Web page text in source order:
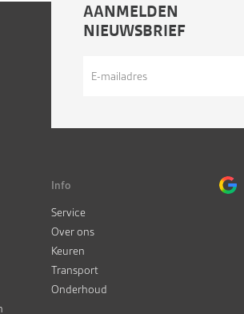
AANMELDEN
NIEUWSBRIEF
Info
Service
Over ons
Keuren
Transport
Onderhoud